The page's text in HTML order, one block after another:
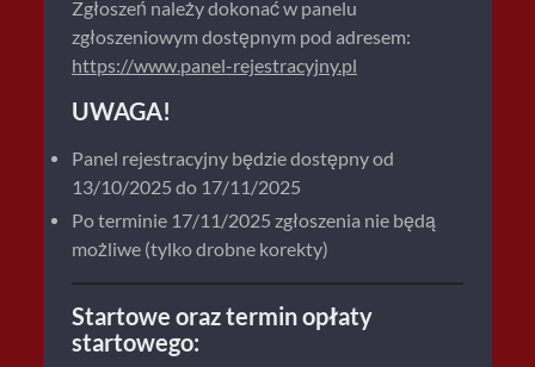
Zgłoszeń należy dokonać w panelu
zgłoszeniowym dostępnym pod adresem:
https://www.panel-rejestracyjny.pl
UWAGA!
Panel rejestracyjny będzie dostępny od
13/10/2025 do 17/11/2025
Po terminie 17/11/2025 zgłoszenia nie będą
możliwe (tylko drobne korekty)
Startowe oraz termin opłaty
startowego: